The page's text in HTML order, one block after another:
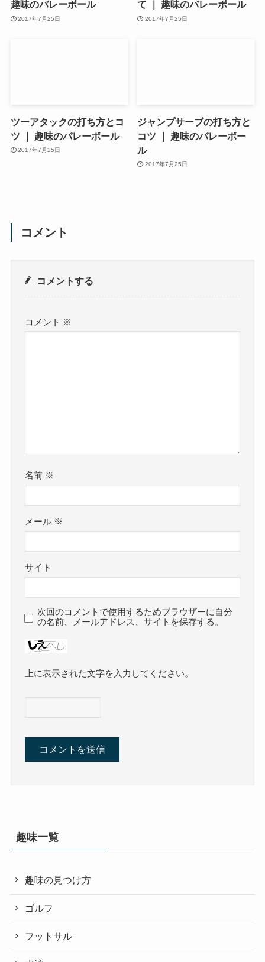
趣味のバレーボール
2017年7月25日
て ｜ 趣味のバレーボール
2017年7月25日
ツーアタックの打ち方とコ
ツ ｜ 趣味のバレーボール
2017年7月25日
ジャンプサーブの打ち方と
コツ ｜ 趣味のバレーボー
ル
2017年7月25日
コメント
コメントする
コメント ※
名前 ※
メール ※
サイト
次回のコメントで使用するためブラウザーに自分
の名前、メールアドレス、サイトを保存する。
上に表示された文字を入力してください。
趣味一覧
趣味の見つけ方
ゴルフ
フットサル